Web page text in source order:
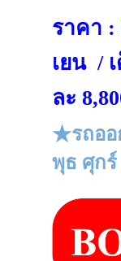
ราคา :
เยน /
ละ
★รถออ
พุธ ศุก